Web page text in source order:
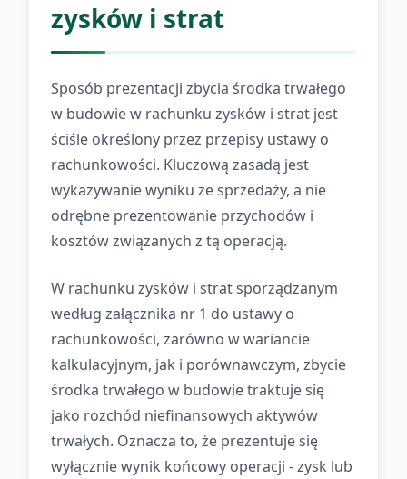
zysków i strat
Sposób prezentacji zbycia środka trwałego
w budowie w rachunku zysków i strat jest
ściśle określony przez przepisy ustawy o
rachunkowości. Kluczową zasadą jest
wykazywanie wyniku ze sprzedaży, a nie
odrębne prezentowanie przychodów i
kosztów związanych z tą operacją.
W rachunku zysków i strat sporządzanym
według załącznika nr 1 do ustawy o
rachunkowości, zarówno w wariancie
kalkulacyjnym, jak i porównawczym, zbycie
środka trwałego w budowie traktuje się
jako rozchód niefinansowych aktywów
trwałych. Oznacza to, że prezentuje się
wyłącznie wynik końcowy operacji - zysk lub